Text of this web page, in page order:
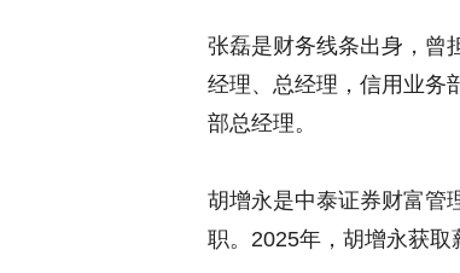
张磊是财务线条出身，曾
经理、总经理，信用业务
部总经理。
胡增永是中泰证券财富管
职。2025年，胡增永获取